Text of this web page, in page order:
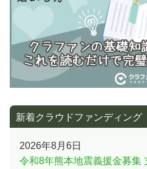
ン
新着クラウドファンディング
2026年8月6日
令和8年熊本地震義援金募集